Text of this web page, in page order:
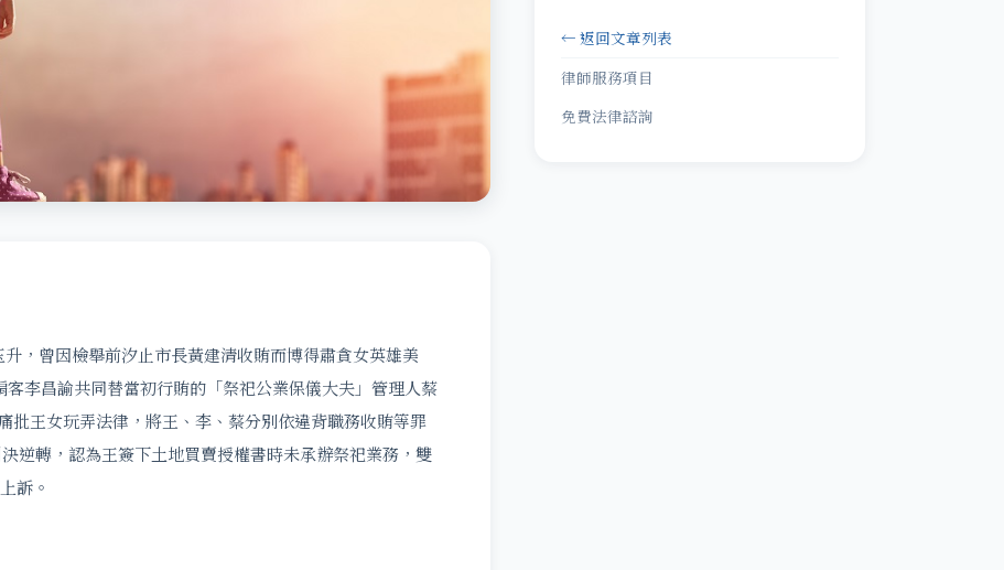
曾因檢舉前汐止市長黃建清收賄而博得肅貪女英雄美
李昌諭共同替當初行賄的「祭祀公業保儀大夫」管理人蔡
批王女玩弄法律，將王、李、蔡分別依違背職務收賄等罪
逆轉，認為王簽下土地買賣授權書時未承辦祭祀業務，雙
訴。
← 返回文章列表
律師服務項目
免費法律諮詢